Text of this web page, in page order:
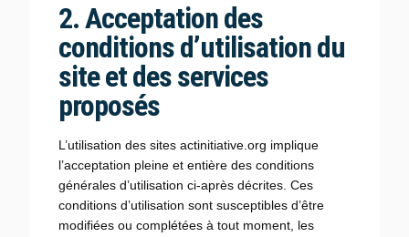
2. Acceptation des
conditions d’utilisation du
site et des services
proposés
L’utilisation des sites actinitiative.org implique
l’acceptation pleine et entière des conditions
générales d’utilisation ci-après décrites. Ces
conditions d’utilisation sont susceptibles d’être
modifiées ou complétées à tout moment, les